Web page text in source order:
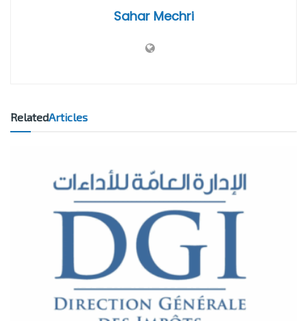
Sahar Mechri
RelatedArticles